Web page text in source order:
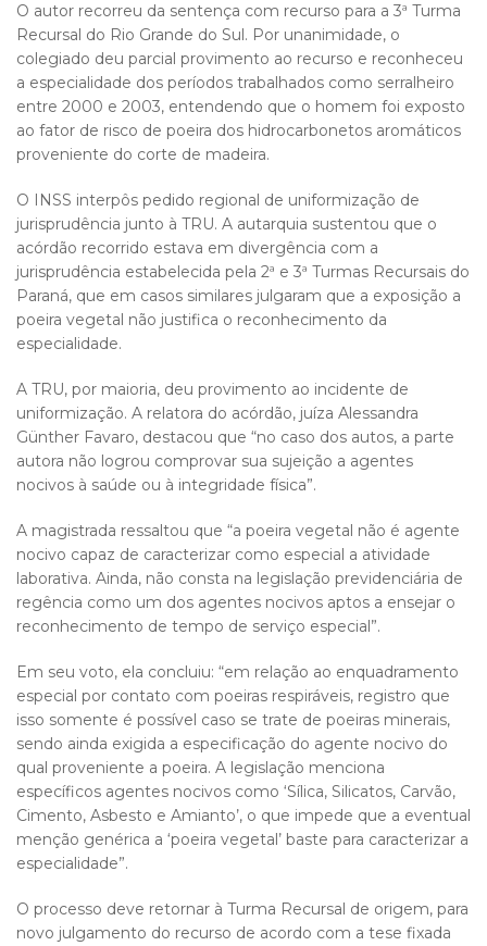
O autor recorreu da sentença com recurso para a 3ª Turma
Recursal do Rio Grande do Sul. Por unanimidade, o
colegiado deu parcial provimento ao recurso e reconheceu
a especialidade dos períodos trabalhados como serralheiro
entre 2000 e 2003, entendendo que o homem foi exposto
ao fator de risco de poeira dos hidrocarbonetos aromáticos
proveniente do corte de madeira.
O INSS interpôs pedido regional de uniformização de
jurisprudência junto à TRU. A autarquia sustentou que o
acórdão recorrido estava em divergência com a
jurisprudência estabelecida pela 2ª e 3ª Turmas Recursais do
Paraná, que em casos similares julgaram que a exposição a
poeira vegetal não justifica o reconhecimento da
especialidade.
A TRU, por maioria, deu provimento ao incidente de
uniformização. A relatora do acórdão, juíza Alessandra
Günther Favaro, destacou que “no caso dos autos, a parte
autora não logrou comprovar sua sujeição a agentes
nocivos à saúde ou à integridade física”.
A magistrada ressaltou que “a poeira vegetal não é agente
nocivo capaz de caracterizar como especial a atividade
laborativa. Ainda, não consta na legislação previdenciária de
regência como um dos agentes nocivos aptos a ensejar o
reconhecimento de tempo de serviço especial”.
Em seu voto, ela concluiu: “em relação ao enquadramento
especial por contato com poeiras respiráveis, registro que
isso somente é possível caso se trate de poeiras minerais,
sendo ainda exigida a especificação do agente nocivo do
qual proveniente a poeira. A legislação menciona
específicos agentes nocivos como ‘Sílica, Silicatos, Carvão,
Cimento, Asbesto e Amianto’, o que impede que a eventual
menção genérica a ‘poeira vegetal’ baste para caracterizar a
especialidade”.
O processo deve retornar à Turma Recursal de origem, para
novo julgamento do recurso de acordo com a tese fixada